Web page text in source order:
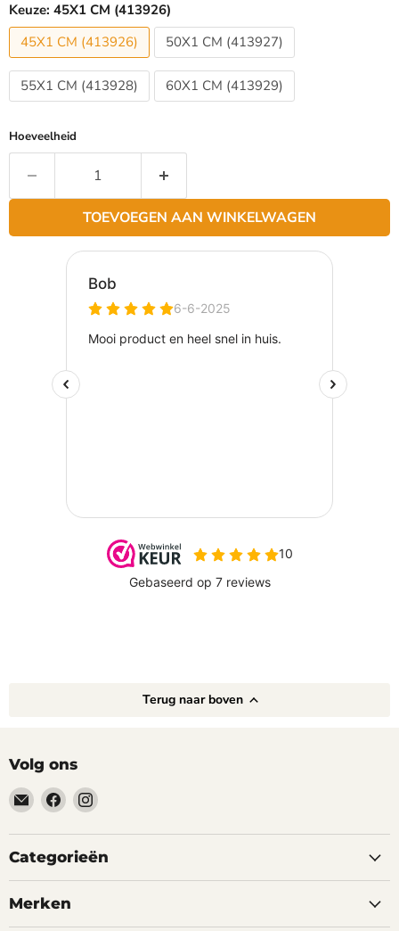
Keuze: 45X1 CM (413926)
45X1 CM (413926)
50X1 CM (413927)
55X1 CM (413928) 60X1 CM (413929)
Hoeveelheid
TOEVOEGEN AAN WINKELWAGEN
Terug naar boven
Volg ons
Email
happyhond.nl
Vind
ons
op
Facebook
Vind
op
Instagram
Categorieën
Merken